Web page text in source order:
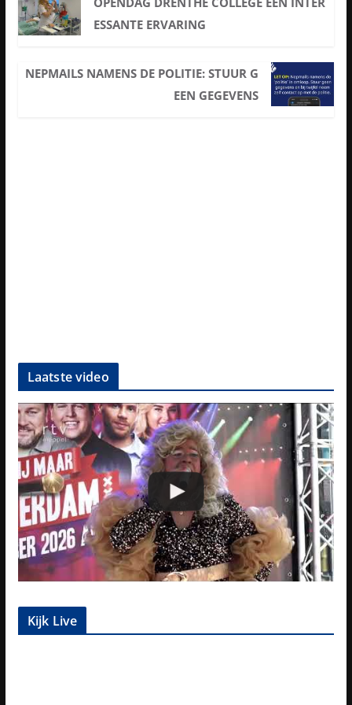
ESSANTE ERVARING
NEPMAILS NAMENS DE POLITIE: STUUR G
EEN GEGEVENS
Laatste video
Kijk Live